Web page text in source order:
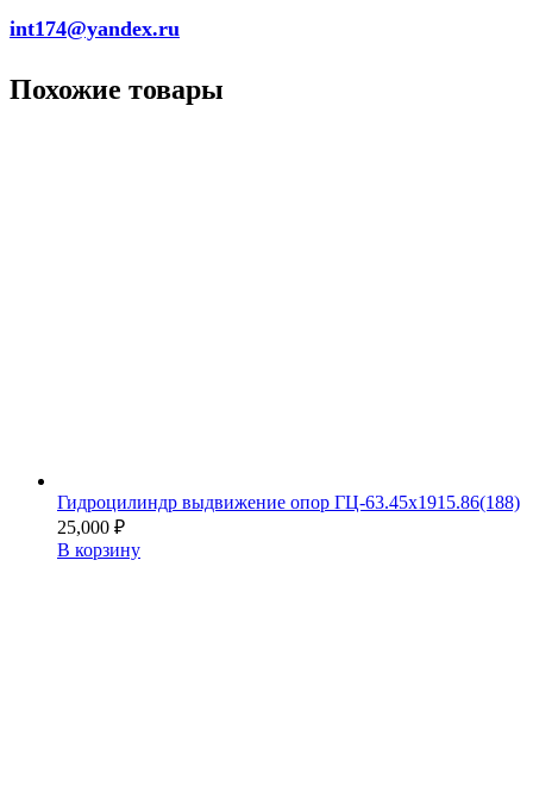
int174@yandex.ru
Похожие товары
Гидроцилиндр выдвижение опор ГЦ-63.45х1915.86(188)
25,000 ₽
В корзину